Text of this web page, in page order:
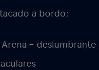
a bordo:
Arena –